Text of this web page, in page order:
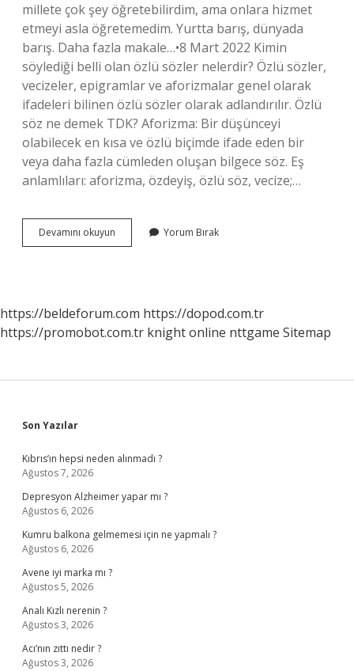
millete çok şey öğretebilirdim, ama onlara hizmet
etmeyi asla öğretemedim. Yurtta barış, dünyada
barış. Daha fazla makale…•8 Mart 2022 Kimin
söylediği belli olan özlü sözler nelerdir? Özlü sözler,
vecizeler, epigramlar ve aforizmalar genel olarak
ifadeleri bilinen özlü sözler olarak adlandırılır. Özlü
söz ne demek TDK? Aforizma: Bir düşünceyi
olabilecek en kısa ve özlü biçimde ifade eden bir
veya daha fazla cümleden oluşan bilgece söz. Eş
anlamlıları: aforizma, özdeyiş, özlü söz, vecize;…
Devamını okuyun
Sözler
Yorum Bırak
https://beldeforum.com https://dopod.com.tr
https://promobot.com.tr knight online nttgame Sitemap
Sidebar
Son Yazılar
Kıbrıs’ın hepsi neden alınmadı ?
Ağustos 7, 2026
Depresyon Alzheimer yapar mı ?
Ağustos 6, 2026
Kumru balkona gelmemesi için ne yapmalı ?
Ağustos 6, 2026
Avene iyi marka mı ?
Ağustos 5, 2026
Analı Kızlı nerenin ?
Ağustos 3, 2026
Acı’nın zıttı nedir ?
Ağustos 3, 2026